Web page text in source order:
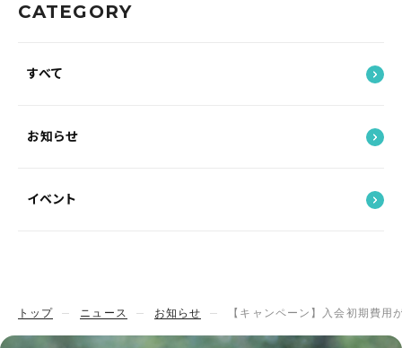
CATEGORY
すべて
お知らせ
イベント
トップ ニュース お知らせ 【キャンペーン】入会初期費